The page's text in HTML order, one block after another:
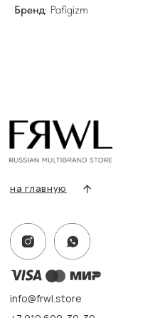
Бренд: Pafigizm
Разделы сайта
Оплата и доставка
Контакты, реквизиты
Информация
Политика конфиденциальности
Публичная оферта
ПН-ВС с 10:00 до 22:00